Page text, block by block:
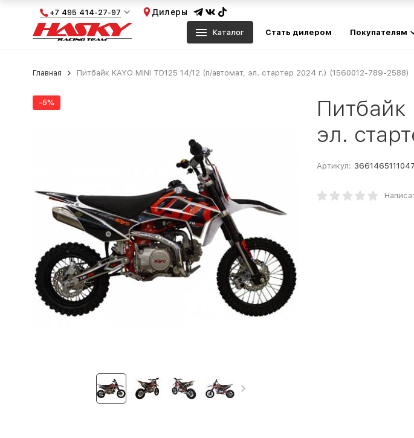
+7 495 414-27-97 Дилеры
Каталог Стать дилером Покупателям
Главная Питбайк KAYO MINI TD125 14/12 (п/автомат, эл. стартер 2024 г.) (1560012-789-2588)
-5%
Питбайк
эл.
Артикул: